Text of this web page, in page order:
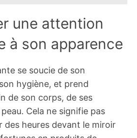
une attention
à son apparence
se soucie de son
hygiène, et prend
de son corps, de ses
Cela ne signifie pas
des heures devant le miroir